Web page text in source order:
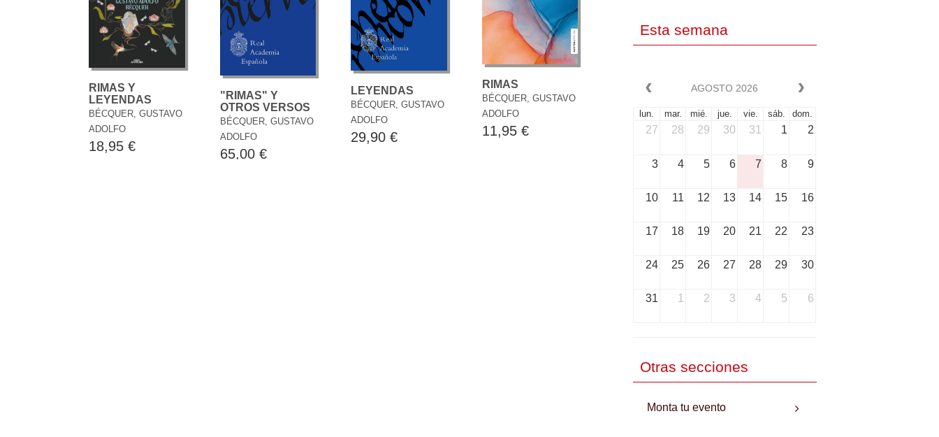
RIMAS Y
LEYENDAS
BÉCQUER, GUSTAVO
ADOLFO
18,95 €
"RIMAS" Y
OTROS VERSOS
BÉCQUER, GUSTAVO
ADOLFO
65,00 €
LEYENDAS
BÉCQUER, GUSTAVO
ADOLFO
29,90 €
RIMAS
BÉCQUER, GUSTAVO
ADOLFO
11,95 €
Esta semana
AGOSTO 2026
lun. mar. mié. jue. vie. sáb. dom.
27 28 29 30 31 1 2
3 4 5 6 7 8 9
10 11 12 13 14 15 16
17 18 19 20 21 22 23
24 25 26 27 28 29 30
31 1 2 3 4 5 6
Otras secciones
Monta tu evento